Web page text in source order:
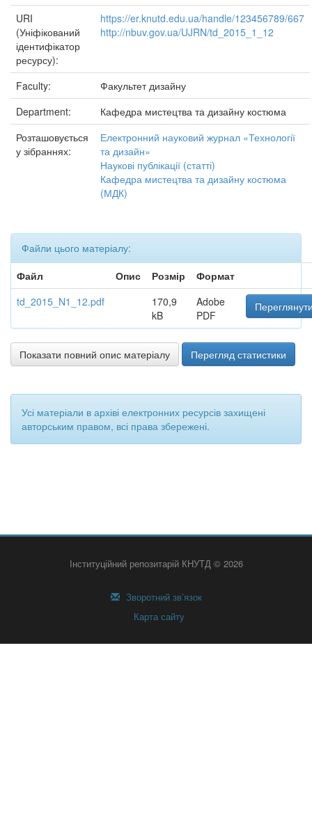
URI
(Уніфікований
ідентифікатор
ресурсу):
https://er.knutd.edu.ua/handle/123456789/667
http://nbuv.gov.ua/UJRN/td_2015_1_12
Faculty:
Факультет дизайну
Department:
Кафедра мистецтва та дизайну костюма
Розташовується
у зібраннях:
Електронний науковий журнал «Технології
та дизайн»
Наукові публікації (статті)
Кафедра мистецтва та дизайну костюма
(МДК)
Файли цього матеріалу:
Файл
Опис Розмір
Формат
td_2015_N1_12.pdf
170,9
kB
Adobe
PDF
Показати повний опис матеріалу Перегляд статистики
Усі матеріали в архіві електронних ресурсів захищені
авторським правом, всі права збережені.
Інституційний репозитарій КНУТД © 2026
Зворотний зв’язок
Карта сайту